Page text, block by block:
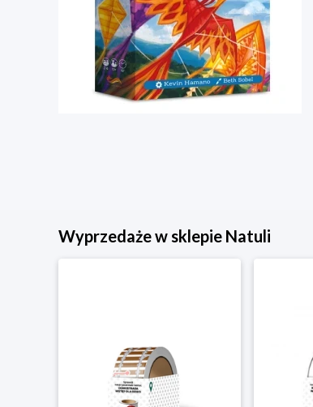
Wyprzedaże w sklepie Natuli